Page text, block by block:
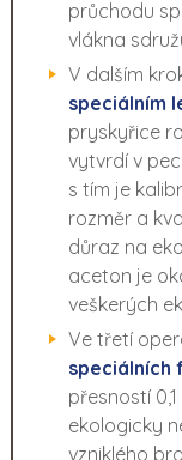
průchodu
vlákna
V dalším
speciálním
pryskyřice
vytvrdí v
s tím je
rozměr a
důraz na
aceton je
veškerých
Ve třetí
speciálních
přesností
ekologicky
vzniklého